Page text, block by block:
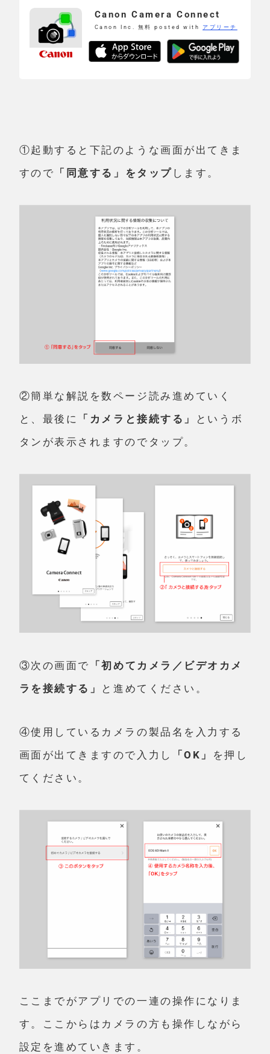
Canon Camera Connect
Canon Inc. 無料 posted with アプリーチ
①起動すると下記のような画面が出てきま
すので 「同意する」をタップ します。
②簡単な解説を数ページ読み進めていく
と、最後に
「カメラと接続する」
というボ
タンが表示されますのでタップ。
③次の画面で
「初めてカメラ／ビデオカメ
ラを接続する」
と進めてください。
④使用しているカメラの製品名を入力する
画面が出てきますので入力し
「OK」
を押し
てください。
ここまでがアプリでの一連の操作になりま
す。ここからはカメラの方も操作しながら
設定を進めていきます。